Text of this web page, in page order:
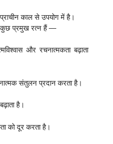
काल से उपयोग में है।
कुछ प्रमुख रत्न हैं —
और रचनात्मकता बढ़ाता
संतुलन प्रदान करता है।
है।
को दूर करता है।